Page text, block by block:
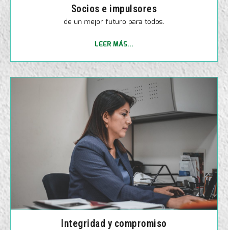
Socios e impulsores
de un mejor futuro para todos.
LEER MÁS...
Integridad y compromiso